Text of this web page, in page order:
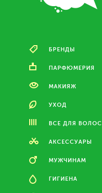
БРЕНДЫ
ПАРФЮМЕРИЯ
МАКИЯЖ
УХОД
ВСЕ ДЛЯ ВОЛОС
АКСЕССУАРЫ
МУЖЧИНАМ
ГИГИЕНА